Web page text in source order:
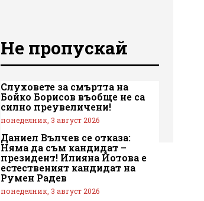
Не пропускай
Слуховете за смъртта на
Бойко Борисов въобще не са
силно преувеличени!
понеделник, 3 август 2026
Даниел Вълчев се отказа:
Няма да съм кандидат –
президент! Илияна Йотова е
естественият кандидат на
Румен Радев
понеделник, 3 август 2026